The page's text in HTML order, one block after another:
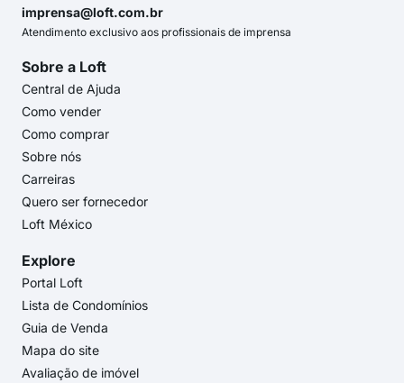
imprensa@loft.com.br
Atendimento exclusivo aos profissionais de imprensa
Sobre a Loft
Central de Ajuda
Como vender
Como comprar
Sobre nós
Carreiras
Quero ser fornecedor
Loft México
Explore
Portal Loft
Lista de Condomínios
Guia de Venda
Mapa do site
Avaliação de imóvel